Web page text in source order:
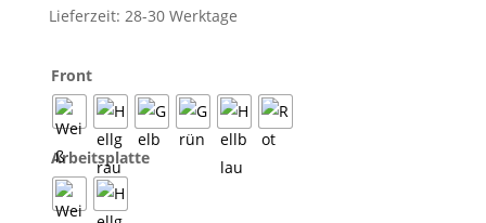
Lieferzeit: 28-30 Werktage
Front
Arbeitsplatte